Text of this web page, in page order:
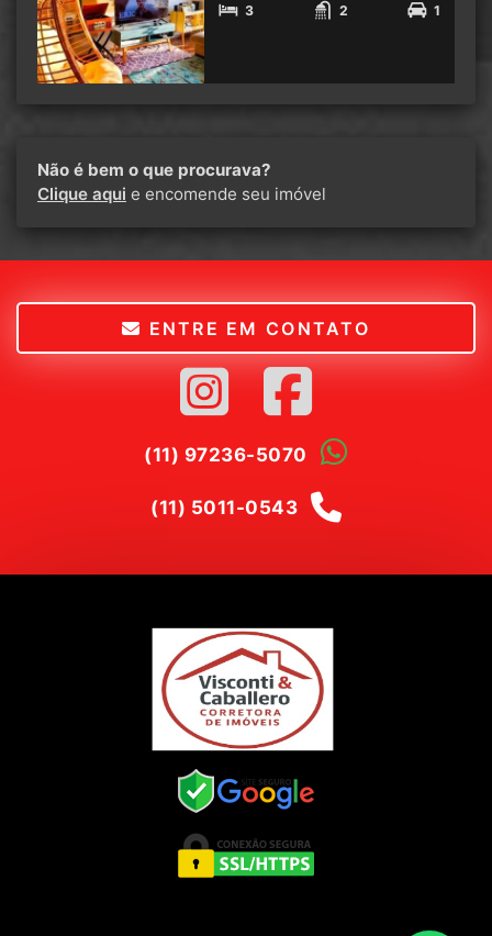
3 2 1
Não é bem o que procurava?
Clique aqui e encomende seu imóvel
ENTRE EM CONTATO
(11) 97236-5070
(11) 5011-0543